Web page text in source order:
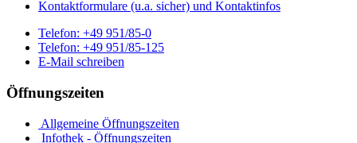
Kontaktformulare (u.a. sicher) und Kontaktinfos
Telefon: +49 951/85-0
Telefon: +49 951/85-125
E-Mail schreiben
Öffnungszeiten
Allgemeine Öffnungszeiten
Infothek - Öffnungszeiten